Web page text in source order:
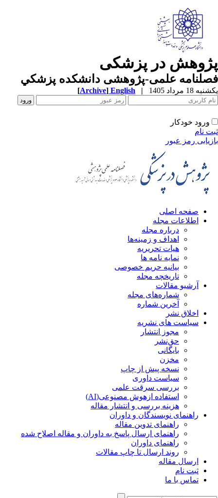
در پزشکی
علمی-پژوهشی دانشکده پزشکي
18 مرداد 1405 |
English
[Archive]
ورود خودکار
نام
رمز عبور
صفحه اصلی
اطلاعات مجله
درباره مجله
اهداف و زمینه‌ها
هیات تحریریه
نمایه نامه ها
بیانیه حریم خصوصی
تاریخچه مجله
آرشیو مقالات
شماره‌های مجله
آخرین شماره
اخلاق نشر
سیاست های نشریه
مجوز انتشار
حق‌نشر
بایگانی
مخزن
نسخه پیش از چاپ
سیاست داوری
بررسی سرقت علمی
استفاده ازهوش مصنوعی(AI)
هزینه بررسی و انتشار مقاله
راهنمای نویسندگان و داوران
راهنمای تدوین مقاله
راهنمای ارسال پاسخ به داوران و مقاله اصلاح شده
راهنمای داوران
روند ارسال تا چاپ مقالات
ارسال مقاله
ثبت نام
تماس با ما